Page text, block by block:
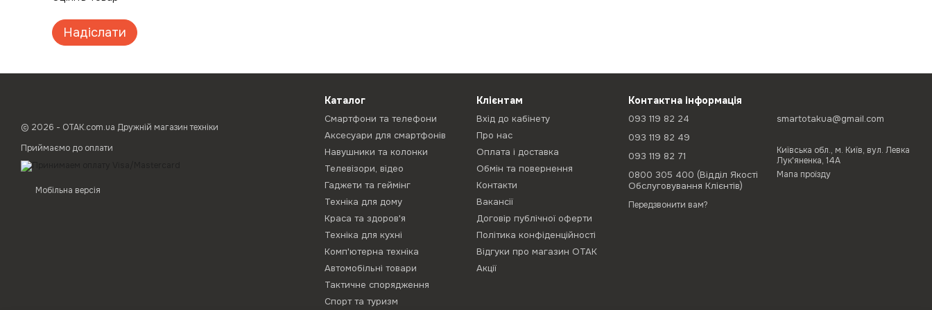
Надіслати
© 2026 - ОТАК.com.ua Дружній магазин техніки
Приймаємо до оплати
Мобільна версія
Каталог
Смартфони та телефони
Аксесуари для смартфонів
Навушники та колонки
Телевізори, відео
Гаджети та геймінг
Техніка для дому
Краса та здоров'я
Техніка для кухні
Комп'ютерна техніка
Автомобільні товари
Тактичне спорядження
Спорт та туризм
Клієнтам
Вхід до кабінету
Про нас
Оплата і доставка
Обмін та повернення
Контакти
Вакансії
Договір публічної оферти
Політика конфіденційності
Відгуки про магазин ОТАК
Акції
Контактна інформація
093 119 82 24
093 119 82 49
093 119 82 71
0800 305 400 (Відділ Якості
Обслуговування Клієнтів)
Передзвонити вам?
smartotakua@gmail.com
Київська обл., м. Київ, вул. Левка
Лук'яненка, 14А
Мапа проїзду